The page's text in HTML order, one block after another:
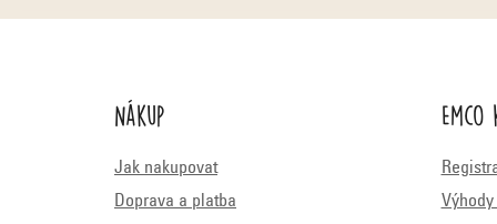
Nákup
Jak nakupovat
Doprava a platba
Emco